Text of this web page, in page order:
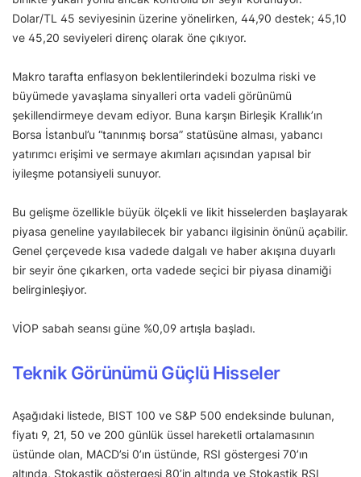
Dolar/TL 45 seviyesinin üzerine yönelirken, 44,90 destek; 45,10
ve 45,20 seviyeleri direnç olarak öne çıkıyor.
Makro tarafta enflasyon beklentilerindeki bozulma riski ve
büyümede yavaşlama sinyalleri orta vadeli görünümü
şekillendirmeye devam ediyor. Buna karşın Birleşik Krallık’ın
Borsa İstanbul’u “tanınmış borsa” statüsüne alması, yabancı
yatırımcı erişimi ve sermaye akımları açısından yapısal bir
iyileşme potansiyeli sunuyor.
Bu gelişme özellikle büyük ölçekli ve likit hisselerden başlayarak
piyasa geneline yayılabilecek bir yabancı ilgisinin önünü açabilir.
Genel çerçevede kısa vadede dalgalı ve haber akışına duyarlı
bir seyir öne çıkarken, orta vadede seçici bir piyasa dinamiği
belirginleşiyor.
VİOP sabah seansı güne %0,09 artışla başladı.
Teknik Görünümü Güçlü Hisseler
Aşağıdaki listede, BIST 100 ve S&P 500 endeksinde bulunan,
fiyatı 9, 21, 50 ve 200 günlük üssel hareketli ortalamasının
üstünde olan, MACD’si 0’ın üstünde, RSI göstergesi 70’ın
altında, Stokastik göstergesi 80’in altında ve Stokastik RSI